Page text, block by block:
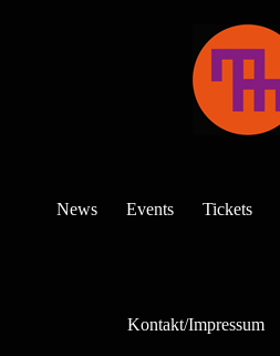
News Events Tickets
Kontakt/Impressum